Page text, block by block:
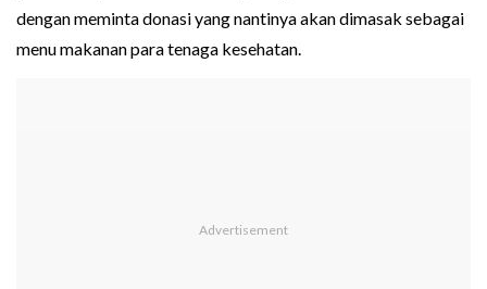
dengan meminta donasi yang nantinya akan dimasak sebagai
menu makanan para tenaga kesehatan.